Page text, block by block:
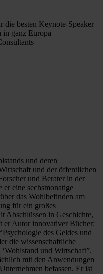
die besten Keynote-Speaker
in ganz Europa
und deren
und der öffentlichen
und Berater in der
eine sechsmonatige
das Wohlbefinden am
für ein großes
Abschlüssen in Geschichte,
er Autor innovativer Bücher:
des Geldes und
die wissenschaftliche
und Wirtschaft”.
mit den Anwendungen
befassen. Er ist